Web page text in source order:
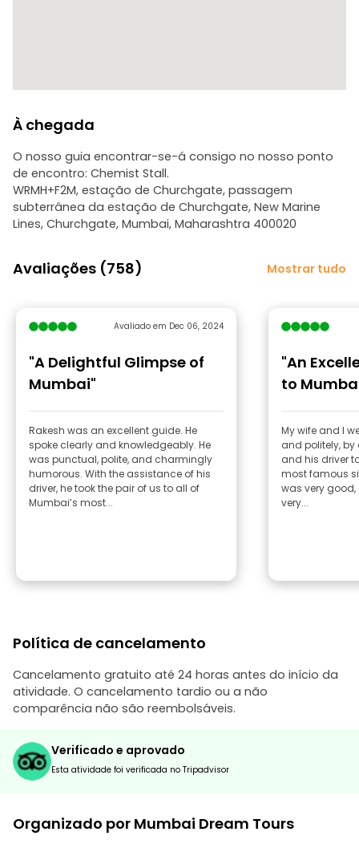
À chegada
O nosso guia encontrar-se-á consigo no nosso ponto
de encontro: Chemist Stall.
WRMH+F2M, estação de Churchgate, passagem
subterrânea da estação de Churchgate, New Marine
Lines, Churchgate, Mumbai, Maharashtra 400020
Avaliações (758) Mostrar tudo
Avaliado em Dec 06, 2024
"A Delightful Glimpse of
Mumbai"
Rakesh was an excellent guide. He
spoke clearly and knowledgeably. He
was punctual, polite, and charmingly
humorous. With the assistance of his
driver, he took the pair of us to all of
Mumbai’s most...
"An
to
My wife and I
and politely, by
and his driver
most famous
was very
very...
Política de cancelamento
Cancelamento gratuito até 24 horas antes do início da
atividade. O cancelamento tardio ou a não
comparência não são reembolsáveis.
Verificado e aprovado
Esta atividade foi verificada no Tripadvisor
Organizado por Mumbai Dream Tours